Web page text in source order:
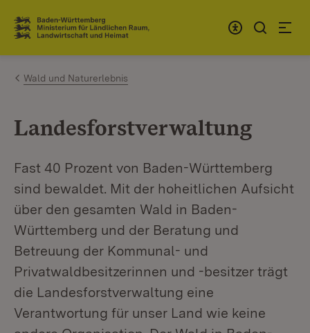
Zum Inhalt springen
Link zur Startseite
Wald und Naturerlebnis
Landesforstverwaltung
Fast 40 Prozent von Baden-Württemberg
sind bewaldet. Mit der hoheitlichen Aufsicht
über den gesamten Wald in Baden-
Württemberg und der Beratung und
Betreuung der Kommunal- und
Privatwaldbesitzerinnen und -besitzer trägt
die Landesforstverwaltung eine
Verantwortung für unser Land wie keine